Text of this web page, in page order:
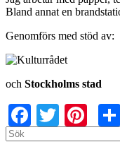
Bland annat en
Genomförs med stöd av:
och Stockholms stad
Facebook
Twitter
Search